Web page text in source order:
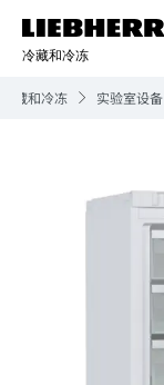
冷藏和冷冻
冷藏和冷冻 实验室设备